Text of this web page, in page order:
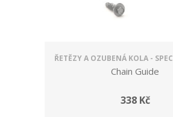
ŘETĚZY A OZUBENÁ KOLA -
Chain Guide
338 Kč